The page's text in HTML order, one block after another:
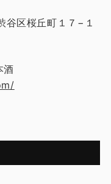
区桜丘町１７−１
酒